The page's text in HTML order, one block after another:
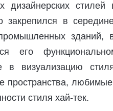
дизайнерских
закрепился в
зданий,
его
в визуализацию
пространства,
стиля хай-тек.